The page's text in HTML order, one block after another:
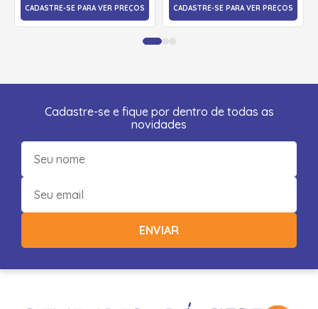
CADASTRE-SE PARA VER PREÇOS CADASTRE-SE PARA VER PREÇOS
Cadastre-se e fique por dentro de todas as
novidades
ENVIAR